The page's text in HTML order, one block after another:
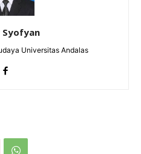
Syofyan
Universitas Andalas